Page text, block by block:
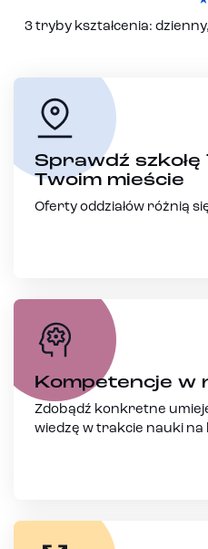
3 tryby kształcenia:
Sprawdź szkołę
Twoim mieście
Oferty oddziałów różnią
Kompetencje w
Zdobądź konkretne
wiedzę w trakcie nauki na